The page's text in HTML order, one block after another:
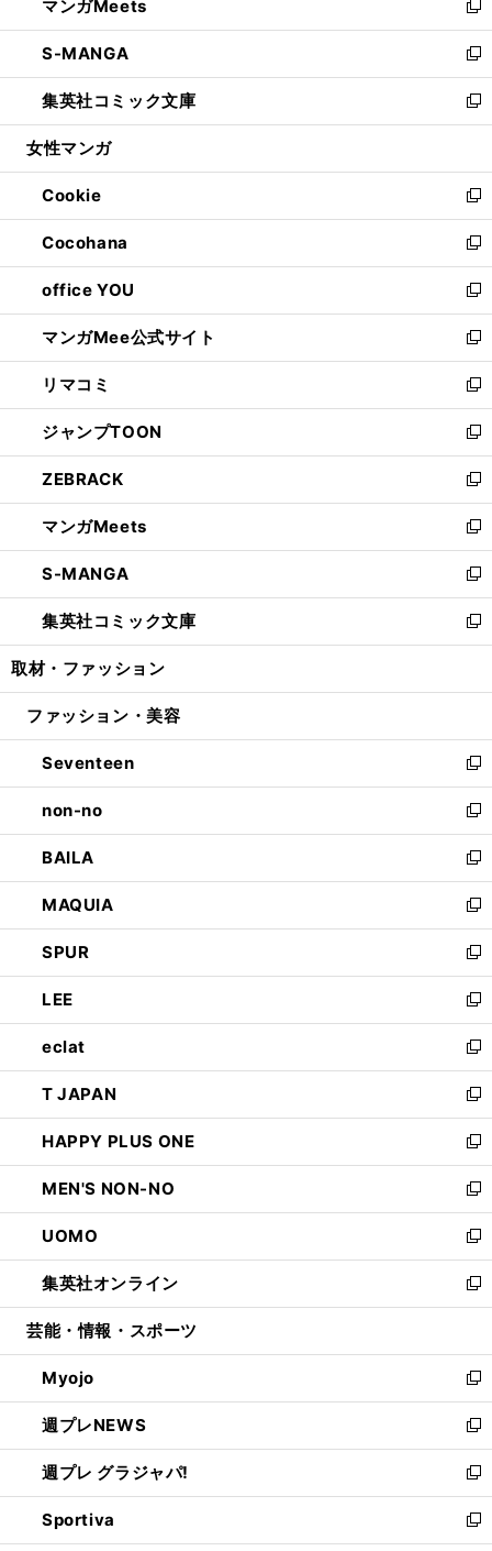
く
で
開
く
ド
ウ
で
開
く
ィ
ン
ド
ウ
で
開
い
ウ
ィ
ン
ド
ウ
開
く
マンガMeets
新
し
い
ウ
ィ
ン
ウ
で
開
く
S-MANGA
新
し
い
ウ
ン
ド
ウ
で
開
く
集英社コミック文庫
新
し
ウ
ィ
ン
ド
ウ
で
開
く
女性マンガ
Cookie
新
し
い
ウ
ィ
ン
ド
ウ
で
開
く
Cocohana
新
し
い
ウ
ィ
ン
ド
ウ
で
開
く
office YOU
新
し
い
ウ
ィ
ン
ド
ウ
で
開
く
マンガMee公式サイト
新
し
い
ウ
ィ
ン
ド
ウ
で
開
く
リマコミ
新
し
い
ウ
ィ
ン
ド
ウ
で
開
く
ジャンプTOON
新
し
い
ウ
ィ
ン
ド
ウ
で
開
ZEBRACK
新
し
い
ウ
ィ
ン
ド
ウ
開
マンガMeets
新
し
い
ウ
ィ
ン
ウ
開
く
S-MANGA
新
し
い
ウ
ン
ウ
で
開
く
集英社コミック文庫
新
し
ウ
ン
ド
ウ
で
開
く
取材・ファッション
ファッション・美容
Seventeen
新
し
い
ウ
ィ
ン
ド
ウ
で
開
く
non-no
新
し
い
ウ
ィ
ン
ド
ウ
で
開
く
BAILA
新
し
い
ウ
ィ
ン
ド
ウ
で
開
く
MAQUIA
新
し
い
ウ
ィ
ン
ド
ウ
で
開
く
SPUR
新
し
い
ウ
ィ
ン
ド
ウ
で
開
く
LEE
新
し
い
ウ
ィ
ン
ド
ウ
で
開
く
eclat
新
し
い
ウ
ィ
ン
ド
ウ
で
開
く
T JAPAN
新
し
い
ウ
ィ
ン
ド
ウ
で
開
HAPPY PLUS ONE
新
し
い
ウ
ィ
ン
ド
ウ
開
く
MEN'S NON-NO
新
し
い
ウ
ィ
ン
ウ
で
開
く
UOMO
新
し
い
ウ
ン
ド
ウ
で
開
く
集英社オンライン
新
し
ウ
ィ
ン
ド
ウ
で
開
く
芸能・情報・スポーツ
Myojo
新
し
い
ウ
ィ
ン
ド
ウ
週プレNEWS
新
し
い
ウ
ィ
ン
週プレ グラジャパ!
新
し
い
ウ
Sportiva
新